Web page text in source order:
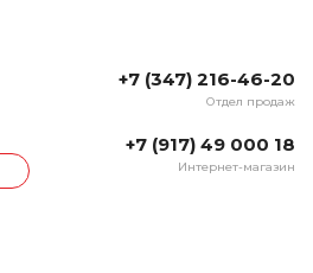
+7 (347) 216-46-20
Отдел продаж
+7 (917) 49 000 18
Интернет-магазин